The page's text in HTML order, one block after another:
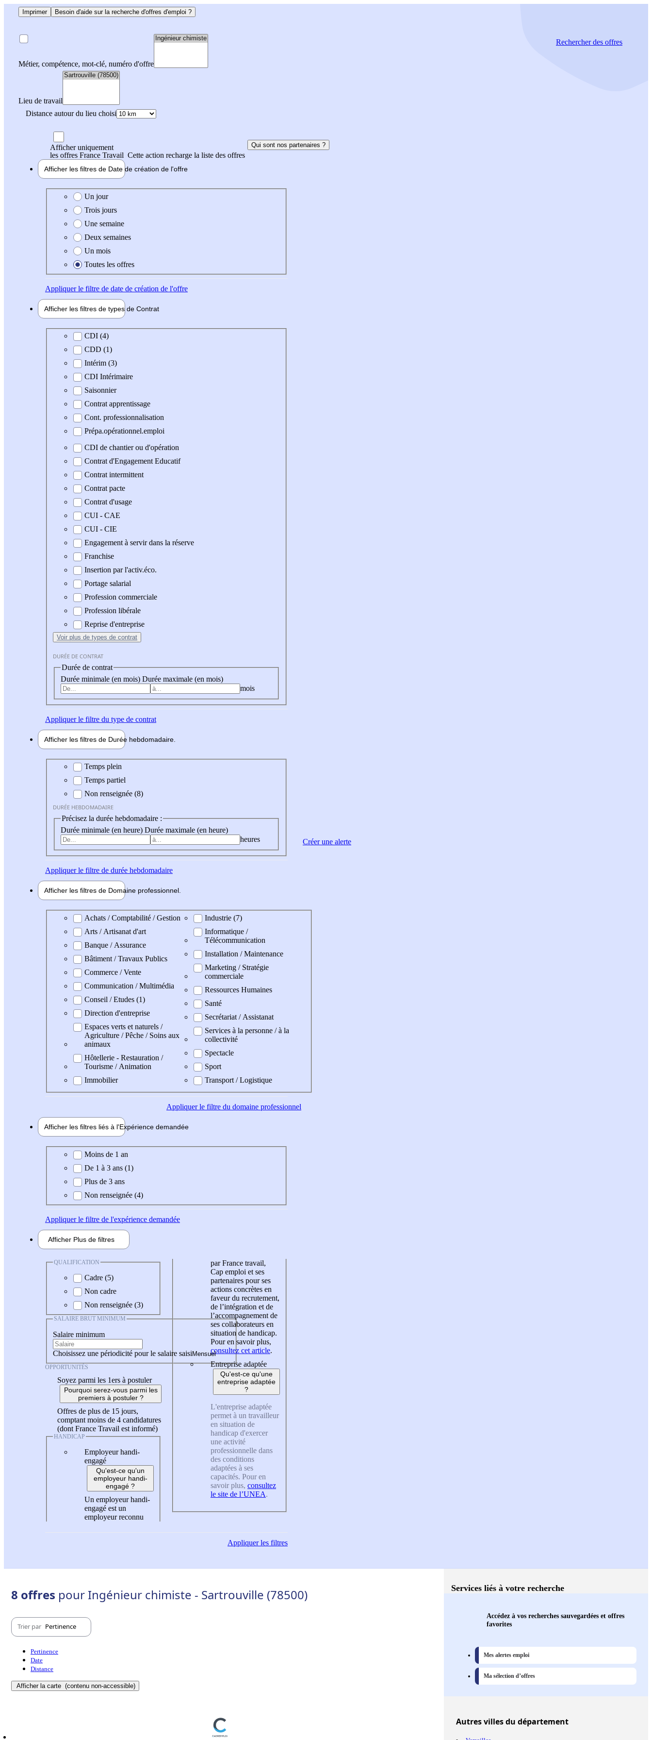
Imprimer Besoin d'aide sur la recherche d'offres d'emploi ?
Métier, compétence, mot-clé, numéro d'offre
Lieu de travail
Distance autour du lieu choisi
Rechercherdes offres
Afficher uniquement
les offres France Travail Cette action recharge la liste des offres
Qui sont nos partenaires ?
Afficher les filtres de Date de création de l'offre
Date de création de l'offre
Un jour
Trois jours
Une semaine
Deux semaines
Un mois
Toutes les offres
Appliquerle filtre de date de création de l'offre
Afficher les filtres de types de Contrat
Type de contrat
CDI (4)
CDD (1)
Intérim (3)
CDI Intérimaire
Saisonnier
Contrat apprentissage
Cont. professionnalisation
Prépa.opérationnel.emploi
CDI de chantier ou d'opération
Contrat d'Engagement Educatif
Contrat intermittent
Contrat pacte
Contrat d'usage
CUI - CAE
CUI - CIE
Engagement à servir dans la réserve
Franchise
Insertion par l'activ.éco.
Portage salarial
Profession commerciale
Profession libérale
Reprise d'entreprise
Voir plus de types de contrat
DURÉE DE CONTRAT
Durée de contrat
Durée minimale (en mois) Durée maximale (en mois)
mois
Appliquerle filtre du type de contrat
Afficher les filtres de Durée hebdomadaire
Durée hebdomadaire
Temps plein
Temps partiel
Non renseignée (8)
DURÉE HEBDOMADAIRE
Précisez la durée hebdomadaire :
Durée minimale (en heure) Durée maximale (en heure)
heures
Appliquerle filtre de durée hebdomadaire
Afficher les filtres de Domaine professionnel
Domaine professionel
Achats / Comptabilité / Gestion
Arts / Artisanat d'art
Banque / Assurance
Bâtiment / Travaux Publics
Commerce / Vente
Communication / Multimédia
Conseil / Etudes (1)
Direction d'entreprise
Espaces verts et naturels /
Agriculture / Pêche / Soins aux
animaux
Hôtellerie - Restauration /
Tourisme / Animation
Immobilier
Industrie (7)
Informatique /
Télécommunication
Installation / Maintenance
Marketing / Stratégie
commerciale
Ressources Humaines
Santé
Secrétariat / Assistanat
Services à la personne / à la
collectivité
Spectacle
Sport
Transport / Logistique
Appliquerle filtre du domaine professionnel
Afficher les filtres liés à l'Expérience demandée
Expérience demandée
Moins de 1 an
De 1 à 3 ans (1)
Plus de 3 ans
Non renseignée (4)
Appliquerle filtre de l'expérience demandée
Afficher Plus de filtres
QUALIFICATION
Cadre (5)
Non cadre
Non renseignée (3)
SALAIRE BRUT MINIMUM
Salaire minimum
Choisissez une périodicité pour le salaire saisi
OPPORTUNITÉS
Soyez parmi les 1ers à postuler
Pourquoi serez-vous parmi les
premiers à postuler ?
Offres de plus de 15 jours,
comptant moins de 4 candidatures
(dont France Travail est informé)
HANDICAP
Employeur handi-
engagé
Qu'est-ce qu'un
employeur handi-
engagé ?
Un employeur handi-
engagé est un
employeur reconnu
par France travail,
Cap emploi et ses
partenaires pour ses
actions concrètes en
faveur du recrutement,
de l’intégration et de
l’accompagnement de
ses collaborateurs en
situation de handicap.
Pour en savoir plus,
consultez cet article.
Entreprise adaptée
Qu'est-ce qu'une
entreprise adaptée
?
L'entreprise adaptée
permet à un travailleur
en situation de
handicap d'exercer
une activité
professionnelle dans
des conditions
adaptées à ses
capacités. Pour en
savoir plus, consultez
le site de l’UNEA.
Appliquerles filtres
Créer une alerte
8 offres pour Ingénieur chimiste - Sartrouville (78500)
Trier par Pertinence
Pertinence
Date
Distance
Afficher la carte (contenu non-accessible)
Services liés à votre recherche
Accédez à vos recherches sauvegardées et offres
favorites
Mes alertes emploi
Ma sélection d’offres
Autresvillesdu département